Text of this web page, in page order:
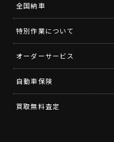
全国納車
特別作業について
オーダーサービス
自動車保険
買取無料査定